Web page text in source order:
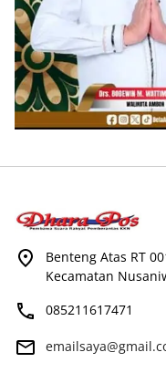
Benteng Atas RT
Kecamatan
085211617471